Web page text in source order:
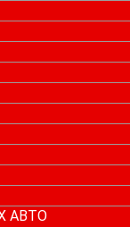
АВТО